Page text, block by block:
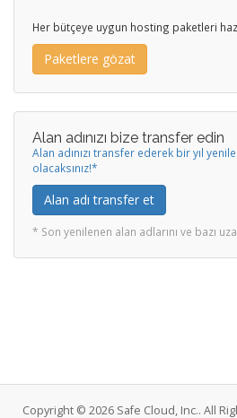
Her bütçeye uygun hosting paketleri
Paketlere gözat
Alan adınızı bize transfer edin
Alan adınızı transfer ederek bir yıl
olacaksınız!*
Alan adı transfer et
* Son yenilenen alan adlarını ve bazı
Copyright © 2026 Safe Cloud, Inc.. All